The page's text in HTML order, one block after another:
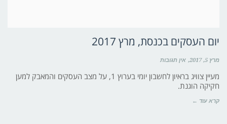
יום העסקים בכנסת, מרץ 2017
מרץ 5, 2017 אין תגובות
מעיין צוויג בראיון לחשבון יומי בערוץ 1, על מצב העסקים והמאבק למען
חקיקה הוגנת.
קרא עוד ←